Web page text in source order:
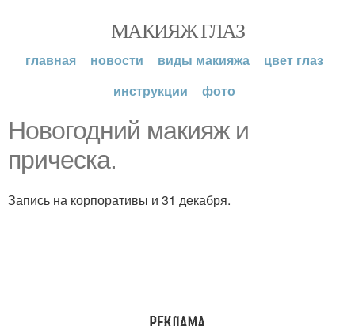
МАКИЯЖ ГЛАЗ
главная новости виды макияжа
цвет глаз
инструкции
фото
Новогодний макияж и
прическа.
Запись на корпоративы и 31 декабря.